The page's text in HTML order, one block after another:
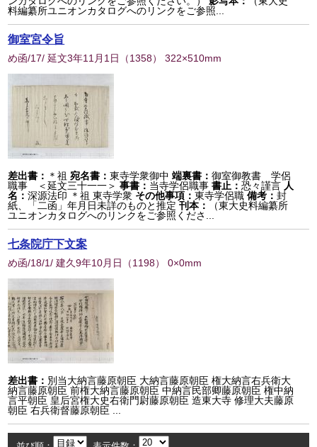
料編纂所ユニオンカタログへのリンクをご参照...
御室宮令旨
め函/17/ 延文3年11月1日 （1358） 322×510mm
差出書： ＊祖 宛名書：東寺学衆御中 端裏書：御室御教書 学侶
職事 ＜延文三十一一＞ 事書： 当寺学侶職事 書止：恐々謹言 人
名：深源法印 ＊祖 東寺学衆 その他事項：東寺学侶職 備考：封
紙、「二函」年月日未詳のものと推定 刊本：
（東大史料編纂所
ユニオンカタログへのリンクをご参照くださ...
七条院庁下文案
め函/18/1/ 建久9年10月日 （1198） 0×0mm
差出書： 別当大納言藤原朝臣 大納言藤原朝臣 権大納言右兵衛大
納言藤原朝臣 前権大納言藤原朝臣 中納言民部卿藤原朝臣 権中納
言平朝臣 皇后宮権大史右衛門尉藤原朝臣 造東大寺 修理大夫藤原
朝臣 右兵衛督藤原朝臣 ...